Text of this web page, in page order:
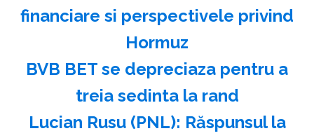
financiare si perspectivele privind
Hormuz
BVB BET se depreciaza pentru a
treia sedinta la rand
Lucian Rusu (PNL): Răspunsul la